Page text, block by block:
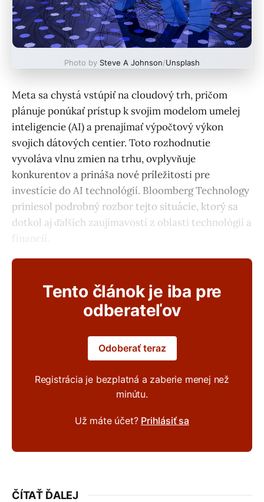
Photo by Steve A Johnson/Unsplash
Meta sa chystá vstúpiť na cloudový trh, pričom
plánuje ponúkať prístup k svojim modelom umelej
inteligencie (AI) a prenajímať výpočtový výkon
svojich dátových centier. Toto rozhodnutie
vyvoláva vlnu zmien na trhu, ovplyvňuje
konkurentov a prináša nové príležitosti pre
investície do AI technológií. Bloomberg Technology
priniesol podrobný rozbor tejto situácie, ktorý sa
dotkol aj ďalších zaujímavostí z oblasti technológií a
financií.
Tento článok je iba pre
odberateľov
Odoberať teraz
Registrácia je bezplatná a zaberie menej než
minútu.
Už máte účet? Prihlásiť sa
ČÍTAŤ ĎALEJ